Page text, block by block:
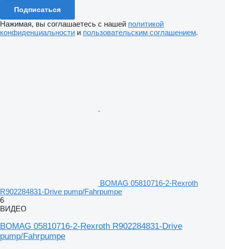
Подписаться
Нажимая, вы соглашаетесь с нашей политикой
конфиденциальности и пользовательским соглашением.
BOMAG 05810716-2-Rexroth
R902284831-Drive pump/Fahrpumpe
6
ВИДЕО
BOMAG 05810716-2-Rexroth R902284831-Drive
pump/Fahrpumpe